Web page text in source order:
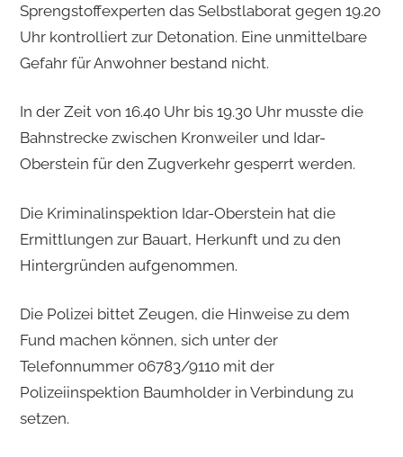
Sprengstoffexperten das Selbstlaborat gegen 19.20
Uhr kontrolliert zur Detonation. Eine unmittelbare
Gefahr für Anwohner bestand nicht.
In der Zeit von 16.40 Uhr bis 19.30 Uhr musste die
Bahnstrecke zwischen Kronweiler und Idar-
Oberstein für den Zugverkehr gesperrt werden.
Die Kriminalinspektion Idar-Oberstein hat die
Ermittlungen zur Bauart, Herkunft und zu den
Hintergründen aufgenommen.
Die Polizei bittet Zeugen, die Hinweise zu dem
Fund machen können, sich unter der
Telefonnummer 06783/9110 mit der
Polizeiinspektion Baumholder in Verbindung zu
setzen.